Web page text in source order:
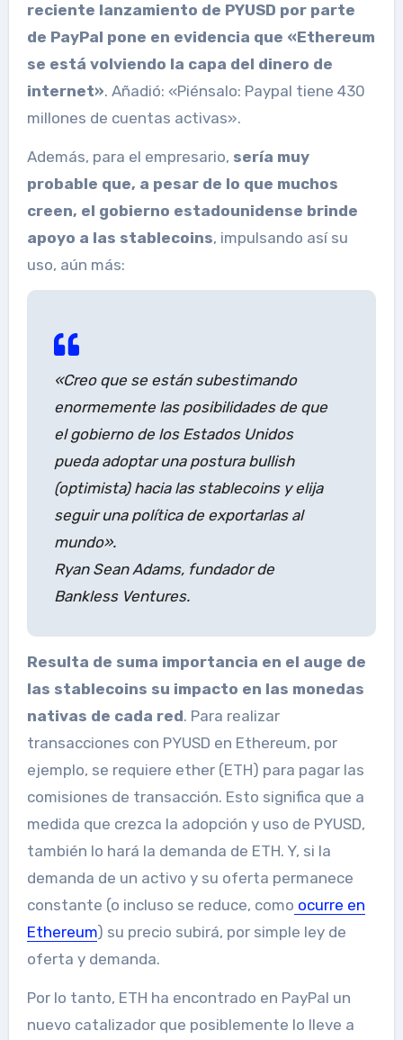
reciente lanzamiento de PYUSD por parte
de PayPal pone en evidencia que «Ethereum
se está volviendo la capa del dinero de
internet». Añadió: «Piénsalo: Paypal tiene 430
millones de cuentas activas».
Además, para el empresario, sería muy
probable que, a pesar de lo que muchos
creen, el gobierno estadounidense brinde
apoyo a las stablecoins, impulsando así su
uso, aún más:
«Creo que se están subestimando
enormemente las posibilidades de que
el gobierno de los Estados Unidos
pueda adoptar una postura bullish
(optimista) hacia las stablecoins y elija
seguir una política de exportarlas al
mundo».
Ryan Sean Adams, fundador de
Bankless Ventures.
Resulta de suma importancia en el auge de
las stablecoins su impacto en las monedas
nativas de cada red. Para realizar
transacciones con PYUSD en Ethereum, por
ejemplo, se requiere ether (ETH) para pagar las
comisiones de transacción. Esto significa que a
medida que crezca la adopción y uso de PYUSD,
también lo hará la demanda de ETH. Y, si la
demanda de un activo y su oferta permanece
constante (o incluso se reduce, como ocurre en
Ethereum) su precio subirá, por simple ley de
oferta y demanda.
Por lo tanto, ETH ha encontrado en PayPal un
nuevo catalizador que posiblemente lo lleve a